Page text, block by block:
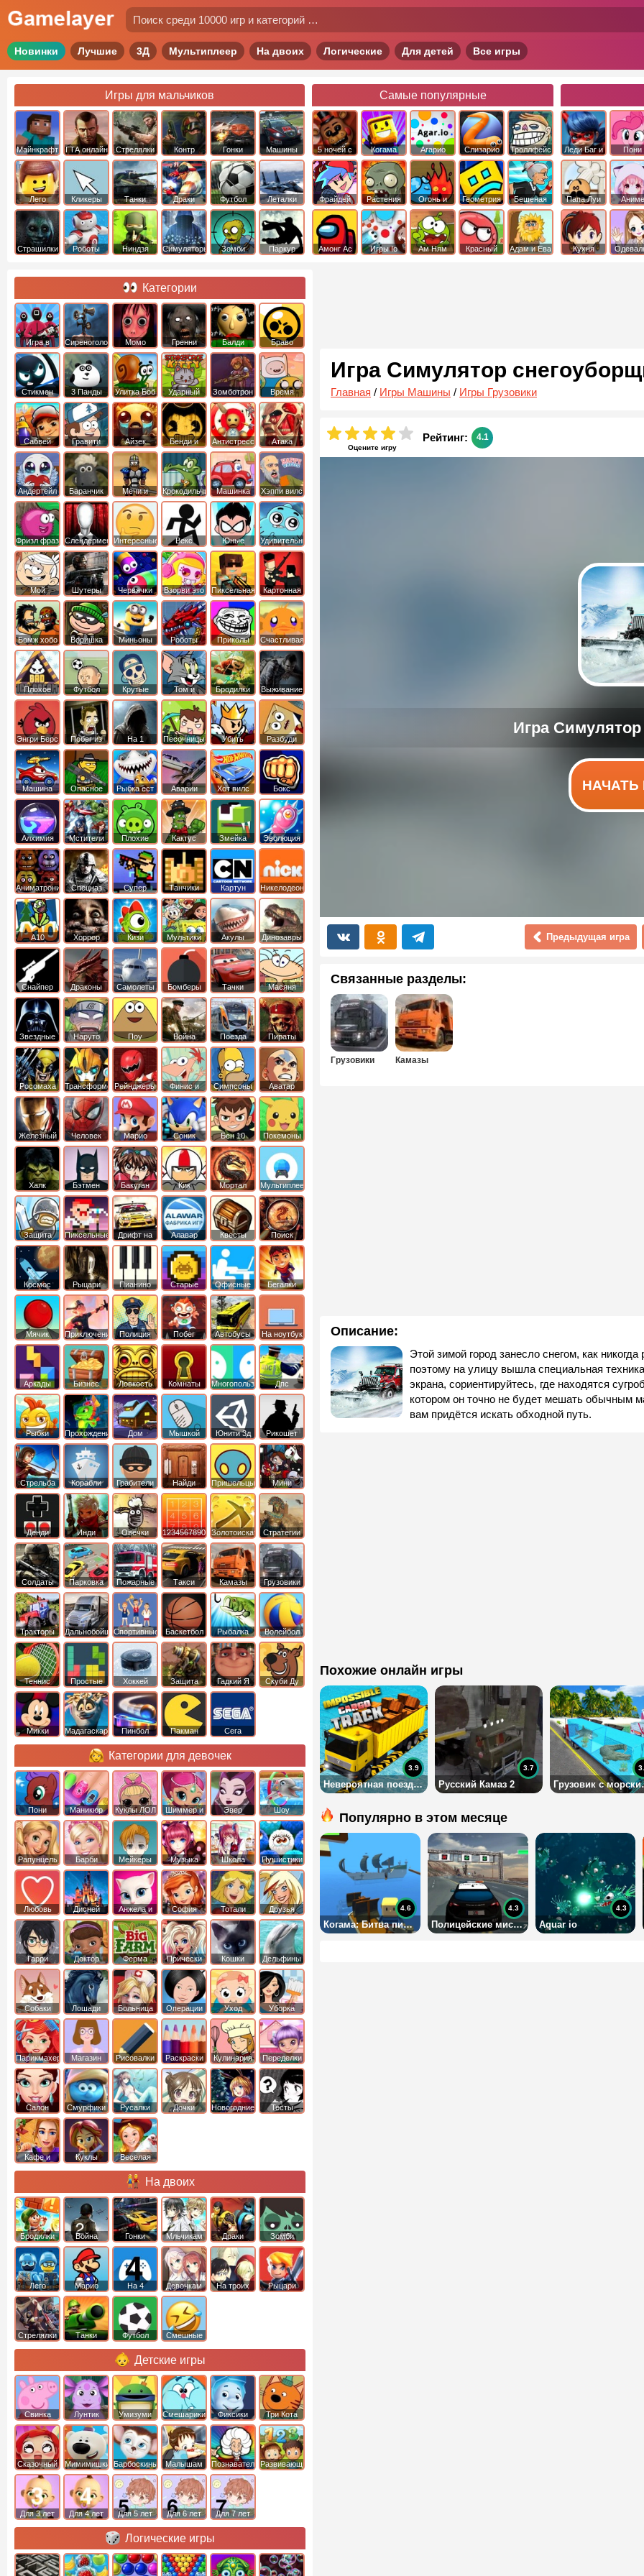
Новинки Лучшие 3Д Мультиплеер На двоих Логические Для детей Все игры
Игры для мальчиков
Майнкрафт ГТА онлайн Стрелялки
Контр
Страйк
Гонки Машины
Лего Кликеры Танки Драки Футбол Леталки
Страшилки Роботы Ниндзя Симуляторы Зомби Паркур
Самые популярные
5 ночей с
фредди
Когама Агарио Слизарио
Троллфейс
квест
Фрайдей
Найт
Фанкин
Растения
против
Зомби
Огонь и
Вода
Геометрия
Даш
Бешеная
бабка
сбежала из
психушки
Амонг Ас Игры Io Ам Ням
Красный
Адам и Ева
Леди Баг и
Супер Кот
Пони
Дружба
Папа Луи Аниме
Кухня
Игра Симулятор
Главная / Игры Машины / Игры Грузовики
Оцените игру
Рейтинг: 4.1
НАЧАТЬ
Предыдущая игра
Связанные разделы:
Грузовики Камазы
Описание:
Этой зимой город занесло снегом, как
поэтому на улицу вышла специальная
экрана, сориентируйтесь, где находятся
котором он точно не будет мешать обычным
вам придётся искать обходной путь.
Похожие онлайн игры
Невероятная поездка грузовика
3.9
Русский Камаз 2
3.7
Популярно в этом месяце
Когама: Битва пиратов
4.6
Полицейские миссии на скоростном шоссе
4.3
Aquar io
4.3
Категории
Игра в
Кальмара
Сиреноголовый Момо Гренни Балди
Браво
Старс
Стикмен 3 Панды Улитка Боб
Ударный
отряд котят
Зомботрон
Время
Приключений
Сабвей
Серф
Гравити
Фолз
Айзек
Бенди и
Чернильная
машина
Антистресс
Атака
Титанов
Андертейл
Баранчик
Шон
Мечи и
Сандали
Крокодильчик
Свомпи
Машинка
Вилли
Хэппи вилс
Фризл фраз Слендермен Интересные Векс
Юные
титаны
вперед
Удивительный
мир
Гамбола
Мой
шумный
дом
Шутеры Червячки Взорви это
Пиксельная
война
Картонная
башка
Бомж хобо
Воришка
боб
Миньоны
Роботы
динозавры
Приколы
Счастливая
обезьянка
Плохое
мороженое
Футбол
головами
Крутые
Том и
джерри
Бродилки
Приключения
Выживание
Энгри Берс
Побег из
тюрьмы
На 1 Песочницы
Убить
короля
Разбуди
коробку
Машина
ест
машину
Опасное
оружие
Рыбка ест
рыбку
Аварии
машин
Хот вилс Бокс
Алхимия Мстители
Плохие
свинки
Кактус
маккой
Змейка Эволюция
Аниматроники Спецназ
Супер
бойцы
Танчики
Картун
нетворк
Никелодеон
А10 Хоррор Кизи Мультики Акулы Динозавры
Снайпер Драконы Самолеты Бомберы Тачки Масяня
Звездные
войны
Наруто Поу Война Поезда
Пираты
Карибского
Моря
Росомаха ТрансформерыРейнджеры
Самураи
Финис и
Ферб
Симпсоны
Аватар
легенда об
Аанге
Железный
человек
Человек
Паук
Марио Соник Бен 10 Покемоны
Халк Бэтмен Бакуган
Кик
Бутовский
Мортал
комбат
Мультиплеер
Защита
королевства
Пиксельные
Дрифт на
машинах
Алавар Квесты
Поиск
предметов
Космос Рыцари Пианино Старые Офисные Бегалки
Мячик Приключения Полиция Побег Автобусы На ноутбук
Аркады
Бизнес
симуляторы
Ловкость Комнаты Многопользовательские
Дпс
Рыбки Прохождение Дом Мышкой Юнити 3д Рикошет
Cтрельба
из лука
Корабли Грабители
Найди
выход
Пришельцы Мини
Денди Инди
Овечки
идут домой
1234567890 ЗолотоискательСтратегии
Солдаты
Парковка
машин
Пожарные
машины
Такси Камазы Грузовики
Тракторы ДальнобойщикиСпортивные Баскетбол Рыбалка Волейбол
Теннис Простые Хоккей
Защита
башни
Гадкий Я Скуби Ду
Микки
Мадагаскар Пинбол Пакман Сега
Категории для девочек
Пони
креатор
Маникюр Куклы ЛОЛ
Шиммер и
Шайн
Эвер
Афтер Хай
Шоу
дельфинов
Рапунцель Барби Мейкеры Музыка Школа Пушистики
Любовь Дисней
Анжела и
том
София
Прекрасная
Тотали
Спайс
Друзья
ангелов
Гарри
Поттер
Доктор
Плюшева
Ферма Прически Кошки Дельфины
Собаки Лошади Больница Операции Уход Уборка
Парикмахер Магазин Рисовалки Раскраски Кулинария Переделки
Салон Смурфики Русалки Дочки Новогодние Тесты
Кафе и
Куклы
Веселая
На двоих
Бродилки Война Гонки Мльчикам Драки Зомби
Лего Марио На 4 Девочкам На троих Рыцари
Стрелялки Танки Футбол Смешные
Детские игры
Свинка
Пеппа
Лунтик Умизуми Смешарики Фиксики Три Кота
Сказочный
патруль
Мимимишки Барбоскины Малышам ПознавательныеРазвивающие
Для 3 лет Для 4 лет Для 5 лет Для 6 лет Для 7 лет
Логические игры